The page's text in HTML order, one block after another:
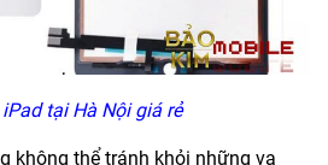
tại Hà Nội giá rẻ
không thể tránh khỏi những va